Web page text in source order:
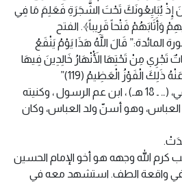
إِذْ يُبَايِعُونَكَ تَحْتَ الشَّجَرَةِ فَعَلِمَ مَا فِي
وَأَثَابَهُمْ فَتْحاً قَرِيباً﴾. الفتح
المائدة:” قَالَ اللَّهُ هَذَا يَوْمُ يَنْفَعُ
مِنْ تَحْتِهَا الْأَنْهَارُ خَالِدِينَ فِيهَا
ذَلِكَ الْفَوْزُ الْعَظِيمُ (119)”
الفضل بن العباس الهاشمي، (… ـ 18 هـ) ، ابن عم الرسول ، وكنيته
العباس، وهو أسنّ ولد العباس، وكان
كرم الله وجهه هو أخو الإمام الحسين
في واقعة الطف. استشهد معه في